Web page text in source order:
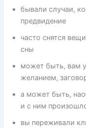
бывали случаи,
предвидение
часто снятся
сны
может быть, вам
желанием,
а может быть,
и с ним
вы переживали